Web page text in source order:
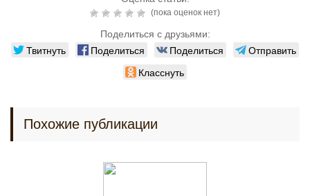
(пока оценок нет)
Поделиться с друзьями:
Твитнуть Поделиться Поделиться
Отправить
Класснуть
Похожие публикации